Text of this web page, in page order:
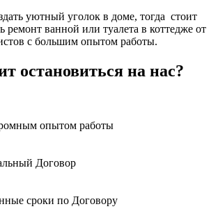
уютный уголок в доме, тогда стоит
ремонт ванной или туалета в коттедже от
с большим опытом работы.
остановиться на нас?
опытом работы
Договор
сроки по Договору